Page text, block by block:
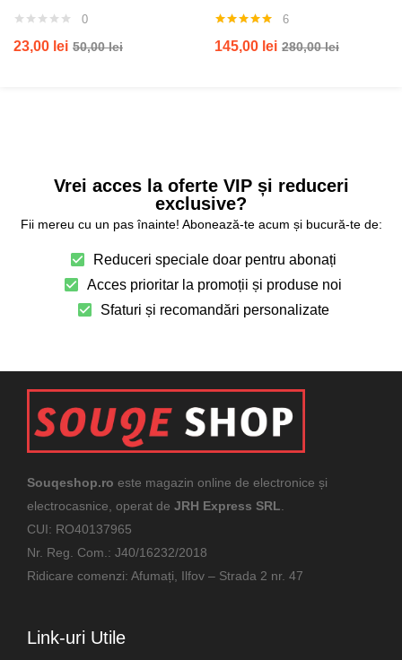
0
23,00 lei 50,00lei
5.00din 5
6
145,00 lei 280,00lei
Vrei acces la oferte VIP și reduceri
exclusive?
Fii mereu cu un pas înainte! Abonează-te acum și bucură-te de:
Reduceri speciale doar pentru abonați
Acces prioritar la promoții și produse noi
Sfaturi și recomandări personalizate
Souqeshop.ro este magazin online de electronice și
electrocasnice, operat de JRH Express SRL.
CUI: RO40137965
Nr. Reg. Com.: J40/16232/2018
Ridicare comenzi: Afumați, Ilfov – Strada 2 nr. 47
Link-uri Utile